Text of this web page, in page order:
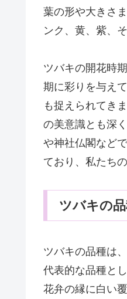
葉の形や大きさ
ンク、黄、紫、
ツバキの開花時
期に彩りを与え
も捉えられてき
の美意識とも深
や神社仏閣など
ており、私たち
ツバキの
ツバキの品種は
代表的な品種と
花弁の縁に白い